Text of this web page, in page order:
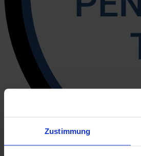
Zustimmung